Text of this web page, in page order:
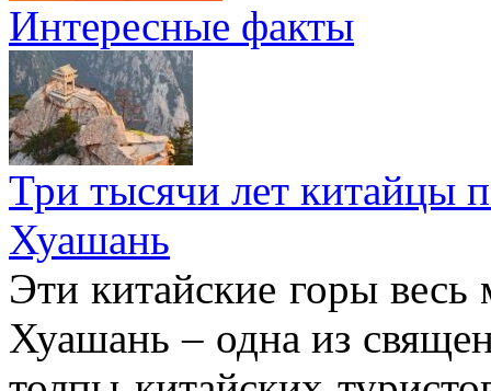
Интересные факты
Три тысячи лет китайцы
Хуашань
Эти китайские горы
Хуашань – одна из